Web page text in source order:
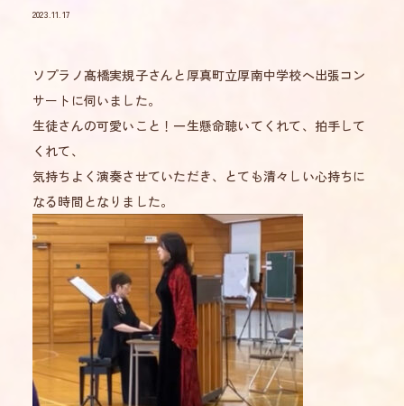
2023.11.17
ソプラノ髙橋実規子さんと厚真町立厚南中学校へ出張コン
サートに伺いました。
生徒さんの可愛いこと！一生懸命聴いてくれて、拍手して
くれて、
気持ちよく演奏させていただき、とても清々しい心持ちに
なる時間となりました。